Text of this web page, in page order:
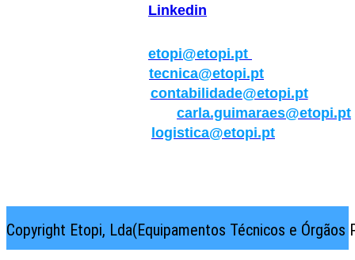
Linkedin
etopi@etopi.pt
tecnica@etopi.pt
contabilidade@etopi.pt
carla.guimaraes@etopi.pt
logistica@etopi.pt
Copyright Etopi, Lda(Equipamentos Técnicos e